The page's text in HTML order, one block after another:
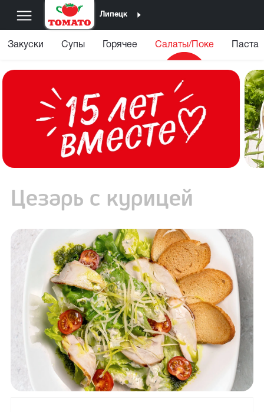
Липецк
Закуски Супы Горячее Салаты/Поке Паста
Цезарь с курицей